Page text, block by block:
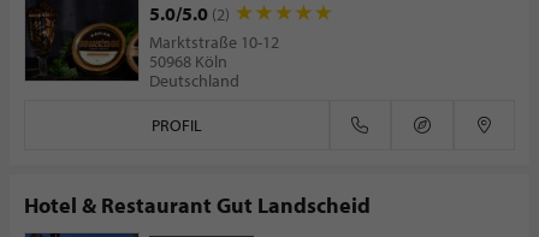
5.0/5.0 (2)
Marktstraße 10-12
50968 Köln
Deutschland
PROFIL
Hotel & Restaurant Gut Landscheid